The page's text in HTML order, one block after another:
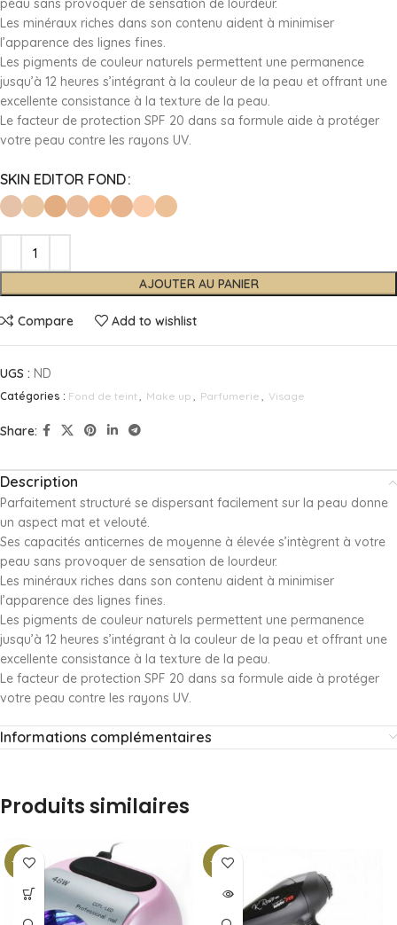
peau sans provoquer de sensation de lourdeur.
Les minéraux riches dans son contenu aident à minimiser
l’apparence des lignes fines.
Les pigments de couleur naturels permettent une permanence
jusqu’à 12 heures s’intégrant à la couleur de la peau et offrant une
excellente consistance à la texture de la peau.
Le facteur de protection SPF 20 dans sa formule aide à protéger
votre peau contre les rayons UV.
SKIN EDITOR FOND
AJOUTER AU PANIER
Compare Add to wishlist
UGS : ND
Catégories : Fond de teint, Make up , Parfumerie , Visage
Share:
Description
Parfaitement structuré se dispersant facilement sur la peau donne
un aspect mat et velouté.
Ses capacités anticernes de moyenne à élevée s’intègrent à votre
peau sans provoquer de sensation de lourdeur.
Les minéraux riches dans son contenu aident à minimiser
l’apparence des lignes fines.
Les pigments de couleur naturels permettent une permanence
jusqu’à 12 heures s’intégrant à la couleur de la peau et offrant une
excellente consistance à la texture de la peau.
Le facteur de protection SPF 20 dans sa formule aide à protéger
votre peau contre les rayons UV.
Informations complémentaires
Produits similaires
-10% -10%
SOLD